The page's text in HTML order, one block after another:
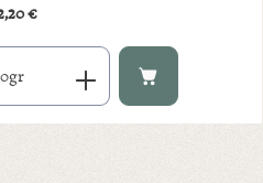
Preis:
€
gewünschten Wert ein oder benutze